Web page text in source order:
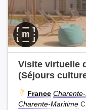
Visite virtuelle
(Séjours
France
Charente-Maritime